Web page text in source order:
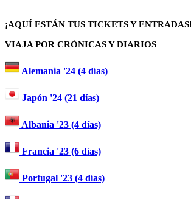
¡AQUÍ ESTÁN TUS TICKETS Y ENTRADAS!
VIAJA POR CRÓNICAS Y DIARIOS
Alemania '24 (4 días)
Japón '24 (21 días)
Albania '23 (4 días)
Francia '23 (6 días)
Portugal '23 (4 días)